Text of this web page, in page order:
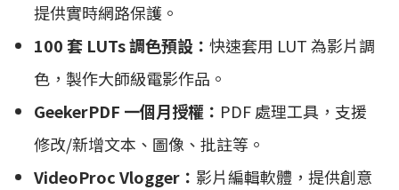
提供實時網路保護。
100 套 LUTs 調色預設： 快速套用 LUT 為影片調
色，製作大師級電影作品。
GeekerPDF 一個月授權： PDF 處理工具，支援
修改/新增文本、圖像、批註等。
VideoProc Vlogger： 影片編輯軟體，提供創意